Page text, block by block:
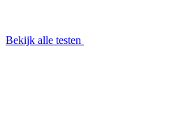
Bekijk alle testen